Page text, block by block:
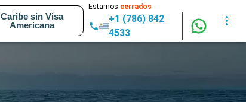
Caribe sin Visa
Americana
Estamos cerrados
+1 (786) 842
4533